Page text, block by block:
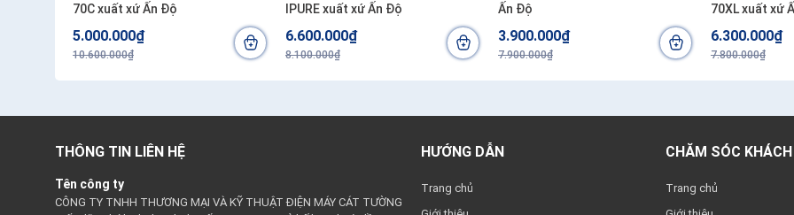
70C xuất xứ Ấn Độ
5.000.000₫
10.600.000₫
IPURE xuất xứ Ấn Độ
6.600.000₫
8.100.000₫
Ấn Độ
3.900.000₫
7.900.000₫
70XL xuất xứ
6.300.000₫
7.800.000₫
THÔNG TIN LIÊN HỆ
Tên công ty
CÔNG TY TNHH THƯƠNG MẠI VÀ KỸ THUẬT ĐIỆN MÁY CÁT TƯỜNG
HƯỚNG DẪN
Trang chủ
CHĂM SÓC
Trang chủ